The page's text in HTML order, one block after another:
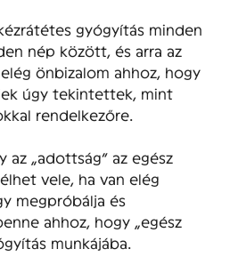
gyógyítás minden
nép között, és arra az
önbizalom ahhoz, hogy
úgy tekintettek, mint
rendelkezőre.
„adottság” az egész
vele, ha van elég
megpróbálja és
ahhoz, hogy „egész
munkájába.